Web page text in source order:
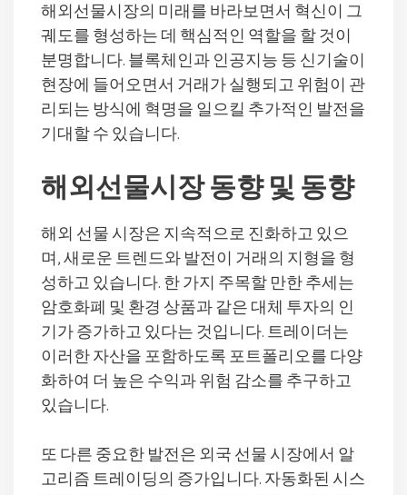
해외선물시장의 미래를 바라보면서 혁신이 그
궤도를 형성하는 데 핵심적인 역할을 할 것이
분명합니다. 블록체인과 인공지능 등 신기술이
현장에 들어오면서 거래가 실행되고 위험이 관
리되는 방식에 혁명을 일으킬 추가적인 발전을
기대할 수 있습니다.
해외선물시장 동향 및 동향
해외 선물 시장은 지속적으로 진화하고 있으
며, 새로운 트렌드와 발전이 거래의 지형을 형
성하고 있습니다. 한 가지 주목할 만한 추세는
암호화폐 및 환경 상품과 같은 대체 투자의 인
기가 증가하고 있다는 것입니다. 트레이더는
이러한 자산을 포함하도록 포트폴리오를 다양
화하여 더 높은 수익과 위험 감소를 추구하고
있습니다.
또 다른 중요한 발전은 외국 선물 시장에서 알
고리즘 트레이딩의 증가입니다. 자동화된 시스